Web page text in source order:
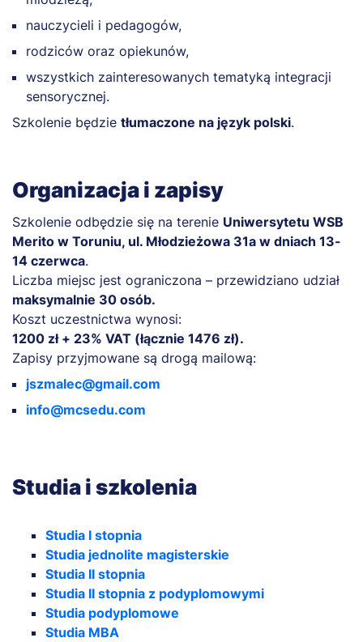
nauczycieli i pedagogów,
rodziców oraz opiekunów,
wszystkich zainteresowanych tematyką integracji
sensorycznej.
Szkolenie będzie tłumaczone na język polski.
Organizacja i zapisy
Szkolenie odbędzie się na terenie Uniwersytetu WSB
Merito w Toruniu, ul. Młodzieżowa 31a w dniach 13-
14 czerwca.
Liczba miejsc jest ograniczona – przewidziano udział
maksymalnie 30 osób.
Koszt uczestnictwa wynosi:
1200 zł + 23% VAT (łącznie 1476 zł).
Zapisy przyjmowane są drogą mailową:
jszmalec@gmail.com
info@mcsedu.com
Studia i szkolenia
Studia I stopnia
Studia jednolite magisterskie
Studia II stopnia
Studia II stopnia z podyplomowymi
Studia podyplomowe
Studia MBA